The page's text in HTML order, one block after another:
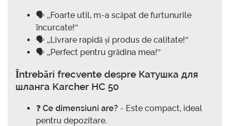
🗣️ „Foarte util, m-a scăpat de furtunurile
încurcate!”
🗣️ „Livrare rapidă și produs de calitate!”
🗣️ „Perfect pentru grădina mea!”
Întrebări frecvente despre Катушка для
шланга Karcher HC 50
❓ Ce dimensiuni are? - Este compact, ideal
pentru depozitare.